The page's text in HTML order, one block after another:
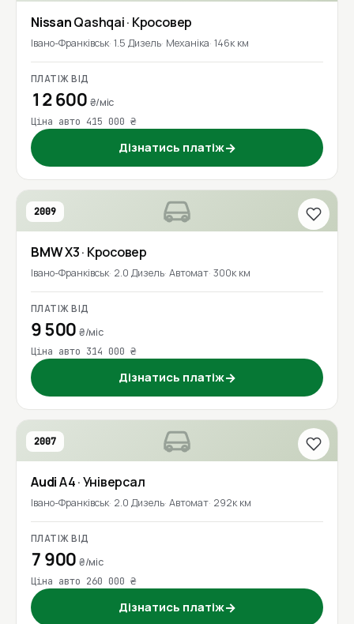
NissanQashqai· Кросовер
Івано-Франківськ 1.5 Дизель Механіка 146к км
ПЛАТІЖ ВІД
12 600 ₴/міс
Ціна авто 415 000 ₴
Дізнатись платіж→
2009
BMWX3· Кросовер
Івано-Франківськ 2.0 Дизель Автомат 300к км
ПЛАТІЖ ВІД
9 500₴/міс
Ціна авто 314 000 ₴
Дізнатись платіж→
2007
AudiA4· Універсал
Івано-Франківськ 2.0 Дизель Автомат 292к км
ПЛАТІЖ ВІД
7 900₴/міс
Ціна авто 260 000 ₴
Дізнатись платіж→